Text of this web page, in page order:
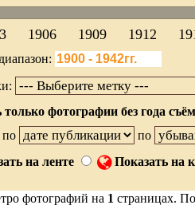
1906 1909 1912
только фотографии без года
по
по
на ленте
Показать на
фотографий на 1 страницах.